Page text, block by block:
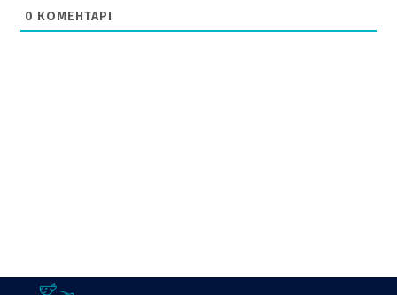
0 КОМЕНТАРІ